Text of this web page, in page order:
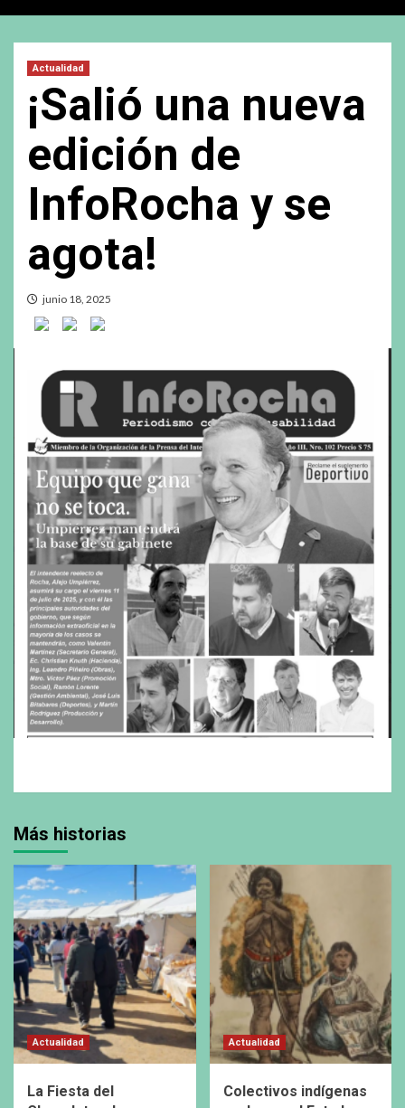
Actualidad
¡Salió una nueva
edición de
InfoRocha y se
agota!
junio 18, 2025
Más historias
Actualidad
La Fiesta del
Actualidad
Colectivos indígenas